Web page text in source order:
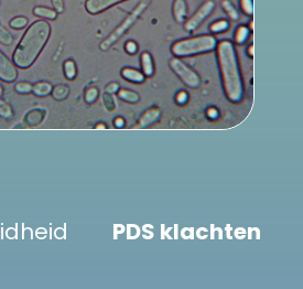
vermoeidheid PDS